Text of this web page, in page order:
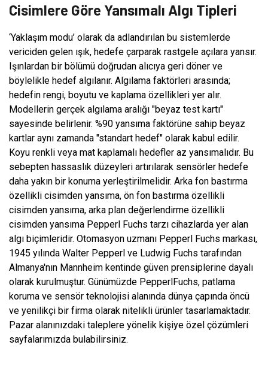
Cisimlere Göre Yansımalı Algı Tipleri
‘Yaklaşım modu’ olarak da adlandırılan bu sistemlerde
vericiden gelen ışık, hedefe çarparak rastgele açılara yansır.
Işınlardan bir bölümü doğrudan alıcıya geri döner ve
böylelikle hedef algılanır. Algılama faktörleri arasında;
hedefin rengi, boyutu ve kaplama özellikleri yer alır.
Modellerin gerçek algılama aralığı "beyaz test kartı"
sayesinde belirlenir. %90 yansıma faktörüne sahip beyaz
kartlar aynı zamanda "standart hedef" olarak kabul edilir.
Koyu renkli veya mat kaplamalı hedefler az yansımalıdır. Bu
sebepten hassaslık düzeyleri artırılarak sensörler hedefe
daha yakın bir konuma yerleştirilmelidir. Arka fon bastırma
özellikli cisimden yansıma, ön fon bastırma özellikli
cisimden yansıma, arka plan değerlendirme özellikli
cisimden yansıma Pepperl Fuchs tarzı cihazlarda yer alan
algı biçimleridir. Otomasyon uzmanı Pepperl Fuchs markası,
1945 yılında Walter Pepperl ve Ludwig Fuchs tarafından
Almanya'nın Mannheim kentinde güven prensiplerine dayalı
olarak kurulmuştur. Günümüzde PepperlFuchs, patlama
koruma ve sensör teknolojisi alanında dünya çapında öncü
ve yenilikçi bir firma olarak nitelikli ürünler tasarlamaktadır.
Pazar alanınızdaki taleplere yönelik kişiye özel çözümleri
sayfalarımızda bulabilirsiniz.